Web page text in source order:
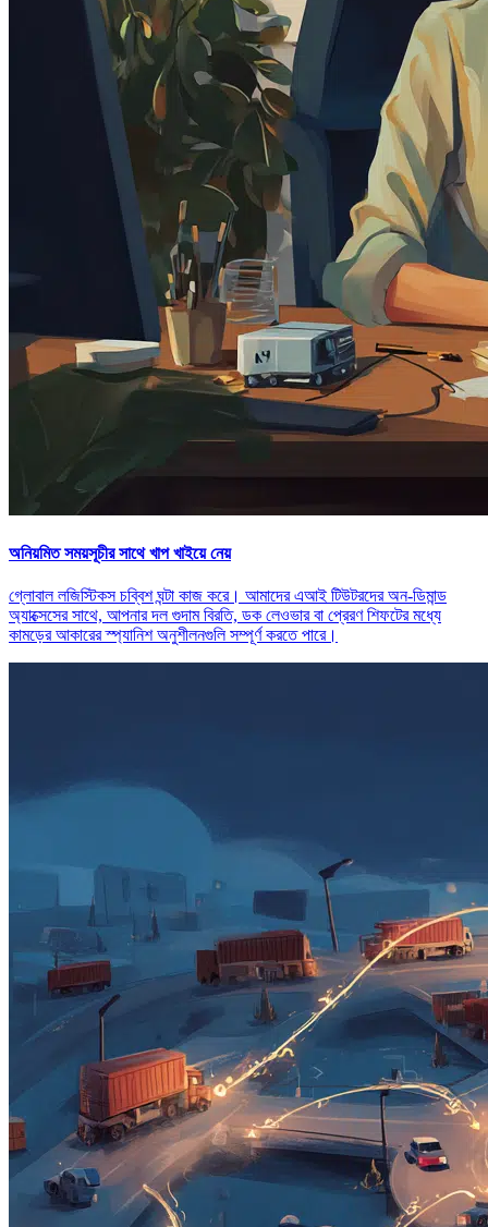
অনিয়মিত সময়সূচীর সাথে খাপ খাইয়ে নেয়
গ্লোবাল লজিস্টিকস চব্বিশ ঘন্টা কাজ করে। আমাদের এআই টিউটরদের অন-ডিমান্ড
অ্যাক্সেসের সাথে, আপনার দল গুদাম বিরতি, ডক লেওভার বা প্রেরণ শিফটের মধ্যে
কামড়ের আকারের স্প্যানিশ অনুশীলনগুলি সম্পূর্ণ করতে পারে।